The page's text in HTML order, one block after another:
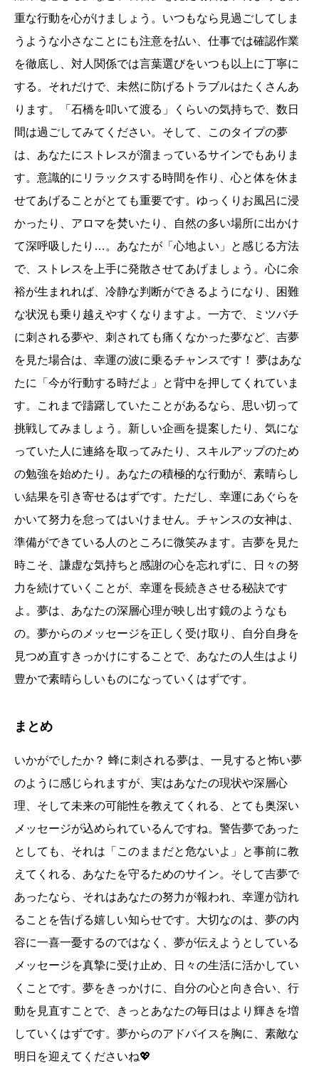
重な行動を心がけましょう。いつもなら見過ごしてしま
うような小さなことにも注意を払い、仕事では確認作業
を徹底し、対人関係では言葉選びをいつも以上に丁寧に
する。それだけで、未然に防げるトラブルはたくさんあ
ります。「石橋を叩いて渡る」くらいの気持ちで、数日
間は過ごしてみてください。そして、このタイプの夢
は、あなたにストレスが溜まっているサインでもありま
す。意識的にリラックスする時間を作り、心と体を休ま
せてあげることがとても重要です。ゆっくりお風呂に浸
かったり、アロマを焚いたり、自然の多い場所に出かけ
て深呼吸したり…。あなたが「心地よい」と感じる方法
で、ストレスを上手に発散させてあげましょう。心に余
裕が生まれれば、冷静な判断ができるようになり、困難
な状況も乗り越えやすくなりますよ。一方で、ミツバチ
に刺される夢や、刺されても痛くなかった夢など、吉夢
を見た場合は、幸運の波に乗るチャンスです！ 夢はあな
たに「今が行動する時だよ」と背中を押してくれていま
す。これまで躊躇していたことがあるなら、思い切って
挑戦してみましょう。新しい企画を提案したり、気にな
っていた人に連絡を取ってみたり、スキルアップのため
の勉強を始めたり。あなたの積極的な行動が、素晴らし
い結果を引き寄せるはずです。ただし、幸運にあぐらを
かいて努力を怠ってはいけません。チャンスの女神は、
準備ができている人のところに微笑みます。吉夢を見た
時こそ、謙虚な気持ちと感謝の心を忘れずに、日々の努
力を続けていくことが、幸運を長続きさせる秘訣です
よ。夢は、あなたの深層心理が映し出す鏡のようなも
の。夢からのメッセージを正しく受け取り、自分自身を
見つめ直すきっかけにすることで、あなたの人生はより
豊かで素晴らしいものになっていくはずです。
まとめ
いかがでしたか？ 蜂に刺される夢は、一見すると怖い夢
のように感じられますが、実はあなたの現状や深層心
理、そして未来の可能性を教えてくれる、とても奥深い
メッセージが込められているんですね。警告夢であった
としても、それは「このままだと危ないよ」と事前に教
えてくれる、あなたを守るためのサイン。そして吉夢で
あったなら、それはあなたの努力が報われ、幸運が訪れ
ることを告げる嬉しい知らせです。大切なのは、夢の内
容に一喜一憂するのではなく、夢が伝えようとしている
メッセージを真摯に受け止め、日々の生活に活かしてい
くことです。夢をきっかけに、自分の心と向き合い、行
動を見直すことで、きっとあなたの毎日はより輝きを増
していくはずです。夢からのアドバイスを胸に、素敵な
明日を迎えてくださいね💖
誕生日ランキング 金運神社